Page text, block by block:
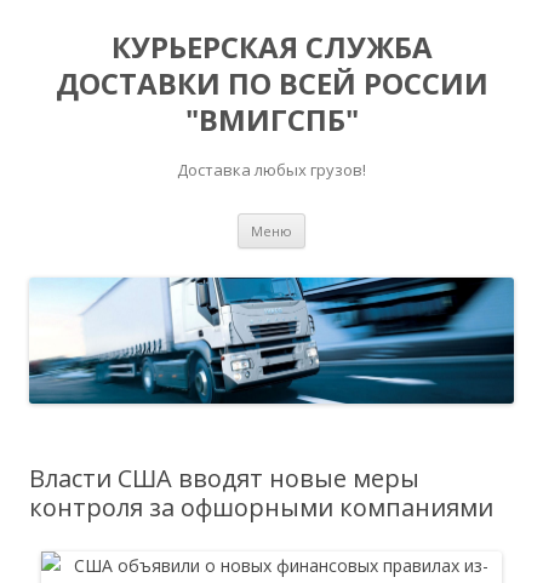
КУРЬЕРСКАЯ СЛУЖБА
ДОСТАВКИ ПО ВСЕЙ РОССИИ
"ВМИГСПБ"
Доставка любых грузов!
Меню
Власти США вводят новые меры
контроля за офшорными компаниями